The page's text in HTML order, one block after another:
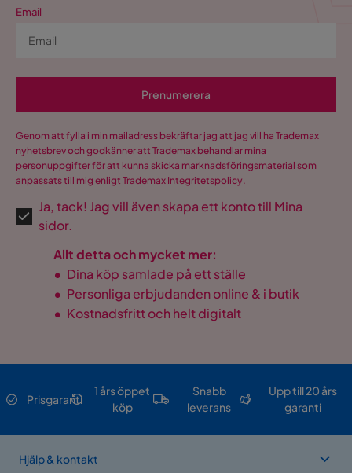
Email
Prenumerera
Genom att fylla i min mailadress bekräftar jag att jag vill ha Trademax
nyhetsbrev och godkänner att Trademax behandlar mina
personuppgifter för att kunna skicka marknadsföringsmaterial som
anpassats till mig enligt Trademax Integritetspolicy.
Ja, tack! Jag vill även skapa ett konto till Mina
sidor.
Allt detta och mycket mer:
• Dina köp samlade på ett ställe
• Personliga erbjudanden online & i butik
• Kostnadsfritt och helt digitalt
Prisgaranti
1 års öppet
köp
Snabb
leverans
Upp till 20 års
garanti
Hjälp & kontakt